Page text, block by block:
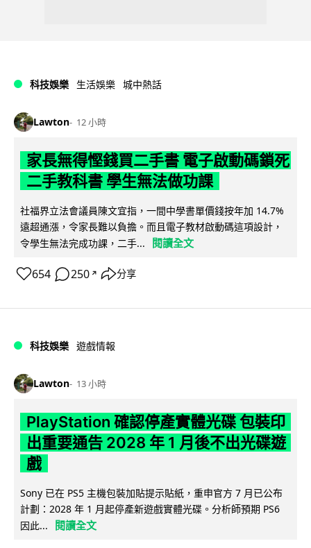
科技娛樂 生活娛樂 城中熱話
Lawton 12 小時
家長無得慳錢買二手書 電子啟動碼鎖死
二手教科書 學生無法做功課
社福界立法會議員陳文宜指，一間中學書單價錢按年加 14.7%
遠超通漲，令家長難以負擔。而且電子教材啟動碼這項設計，
令學生無法完成功課，二手...
閱讀全文
654 250 ↗ 分享
科技娛樂 遊戲情報
Lawton 13 小時
PlayStation 確認停產實體光碟 包裝印
出重要通告 2028 年 1 月後不出光碟遊
戲
Sony 已在 PS5 主機包裝加貼提示貼紙，重申官方 7 月已公布
計劃：2028 年 1 月起停產新遊戲實體光碟。分析師預期 PS6
因此...
閱讀全文